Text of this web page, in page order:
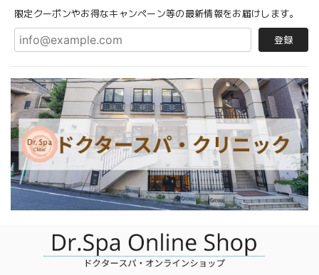
限定クーポンやお得なキャンペーン等の最新情報をお届けします。
登録